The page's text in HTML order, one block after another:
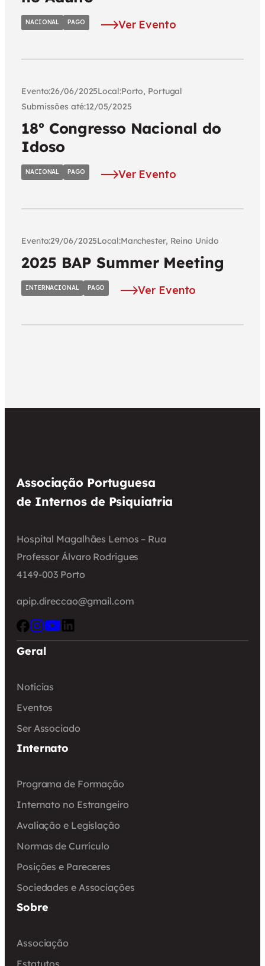
NACIONAL PAGO Ver Evento
Evento:26/06/2025Local:Porto, Portugal
Submissões até:12/05/2025
18º Congresso Nacional do
Idoso
NACIONAL PAGO Ver Evento
Evento:29/06/2025Local:Manchester, Reino Unido
2025 BAP Summer Meeting
INTERNACIONAL PAGO Ver Evento
Associação Portuguesa
de Internos de Psiquiatria
Hospital Magalhães Lemos – Rua
Professor Álvaro Rodrigues
4149-003 Porto
apip.direccao@gmail.com
Geral
Notícias
Eventos
Ser Associado
Internato
Programa de Formação
Internato no Estrangeiro
Avaliação e Legislação
Normas de Currículo
Posições e Pareceres
Sociedades e Associações
Sobre
Associação